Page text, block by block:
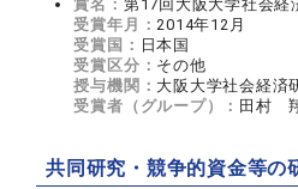
賞名： 第17回大阪大学社会経
受賞年月：2014年12月
受賞国： 日本国
受賞区分： その他
授与機関： 大阪大学社会経済
受賞者（グループ）： 田村
共同研究・競争的資金等の